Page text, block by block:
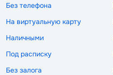
Без телефона
На виртуальную карту
Наличными
Под расписку
Без залога